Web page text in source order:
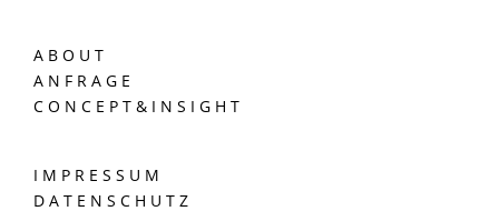
A B O U T
A N F R A G E
C O N C E P T & I N S I G H T
I M P R E S S U M
D A T E N S C H U T Z